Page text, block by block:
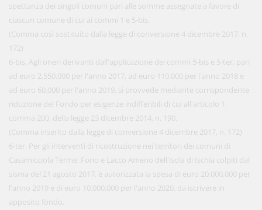
spettanza dei singoli comuni pari alle somme assegnate a favore di
ciascun comune di cui ai commi 1 e 5-bis.
(Comma così sostituito dalla legge di conversione 4 dicembre 2017, n.
172)
6-bis. Agli oneri derivanti dall'applicazione dei commi 5-bis e 5-ter, pari
ad euro 2.550.000 per l'anno 2017, ad euro 110.000 per l'anno 2018 e
ad euro 60.000 per l'anno 2019, si provvede mediante corrispondente
riduzione del Fondo per esigenze indifferibili di cui all'articolo 1,
comma 200, della legge 23 dicembre 2014, n. 190.
(Comma inserito dalla legge di conversione 4 dicembre 2017, n. 172)
6-ter. Per gli interventi di ricostruzione nei territori dei comuni di
Casamicciola Terme, Forio e Lacco Ameno dell'isola di Ischia colpiti dal
sisma del 21 agosto 2017, è autorizzata la spesa di euro 20.000.000 per
l'anno 2019 e di euro 10.000.000 per l'anno 2020, da iscrivere in
apposito fondo.